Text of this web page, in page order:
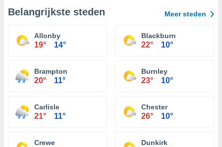
Belangrijkste steden Meer steden
Allonby
19° 14°
Blackburn
22° 10°
Brampton
20° 11°
Burnley
23° 10°
Carlisle
21° 11°
Chester
26° 10°
Crewe Dunkirk